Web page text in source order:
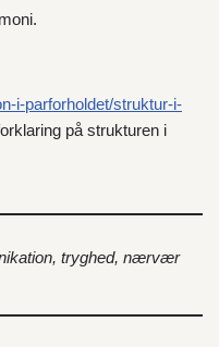
i-parforholdet/struktur-i-
på strukturen i
tryghed, nærvær